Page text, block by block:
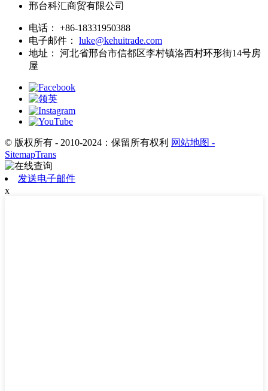
邢台科汇商贸有限公司
电话：
+86-18331950388
电子邮件：
luke@kehuitrade.com
地址：
河北省邢台市信都区李村镇洛西村环形街14号房
屋
© 版权所有 - 2010-2024：保留所有权利 网站地图 -
SitemapTrans
发送电子邮件
x